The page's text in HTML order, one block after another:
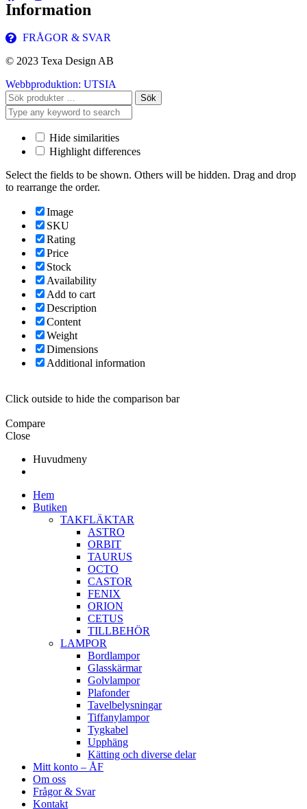
Information
FRÅGOR & SVAR
© 2023 Texa Design AB
Webbproduktion: UTSIA
Sök
Hide similarities
Highlight differences
Select the fields to be shown. Others will be hidden. Drag and drop
to rearrange the order.
Image
SKU
Rating
Price
Stock
Availability
Add to cart
Description
Content
Weight
Dimensions
Additional information
Click outside to hide the comparison bar
Compare
Close
Huvudmeny
Hem
Butiken
TAKFLÄKTAR
ASTRO
ORBIT
TAURUS
OCTO
CASTOR
FENIX
ORION
CETUS
TILLBEHÖR
LAMPOR
Bordlampor
Glasskärmar
Golvlampor
Plafonder
Tavelbelysningar
Tiffanylampor
Tygkabel
Upphäng
Kätting och diverse delar
Mitt konto – ÅF
Om oss
Frågor & Svar
Kontakt